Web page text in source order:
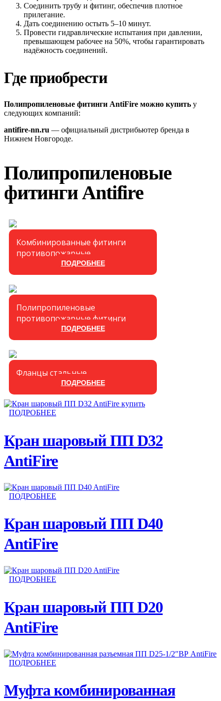
Соединить трубу и фитинг, обеспечив плотное
прилегание.
Дать соединению остыть 5–10 минут.
Провести гидравлические испытания при давлении,
превышающем рабочее на 50%, чтобы гарантировать
надёжность соединений.
Где приобрести
Полипропиленовые фитинги AntiFire можно купить у
следующих компаний:
antifire-nn.ru — официальный дистрибьютер бренда в
Нижнем Новгороде.
Полипропиленовые
фитинги Antifire
Комбинированные фитинги
противопожарные
ПОДРОБНЕЕ
Полипропиленовые
противопожарные фитинги
ПОДРОБНЕЕ
Фланцы стальные
ПОДРОБНЕЕ
ПОДРОБНЕЕ
Кран шаровый ПП D32
AntiFire
ПОДРОБНЕЕ
Кран шаровый ПП D40
AntiFire
ПОДРОБНЕЕ
Кран шаровый ПП D20
AntiFire
ПОДРОБНЕЕ
Муфта комбинированная